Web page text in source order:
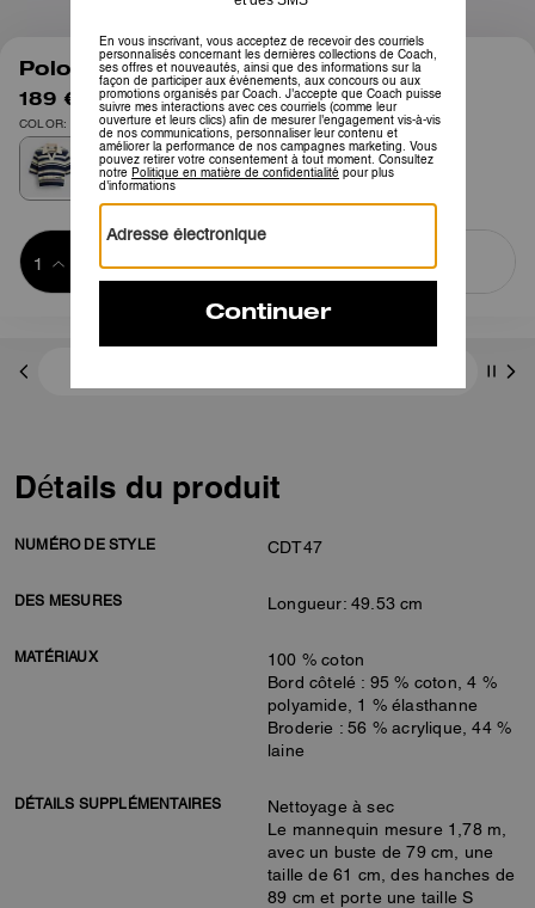
1/4
Polo Tricoté Rayé
189 € 295 €
COLOR: Bleu marine/Ivoire
panier
ACHETER MAINTENANT
Détails du produit
NUMÉRO DE STYLE CDT47
DES MESURES Longueur: 49.53 cm
MATÉRIAUX
100 % coton
Bord côtelé : 95 % coton, 4 %
polyamide, 1 % élasthanne
Broderie : 56 % acrylique, 44 %
laine
DÉTAILS SUPPLÉMENTAIRES
Nettoyage à sec
Le mannequin mesure 1,78 m,
avec un buste de 79 cm, une
taille de 61 cm, des hanches de
89 cm et porte une taille S